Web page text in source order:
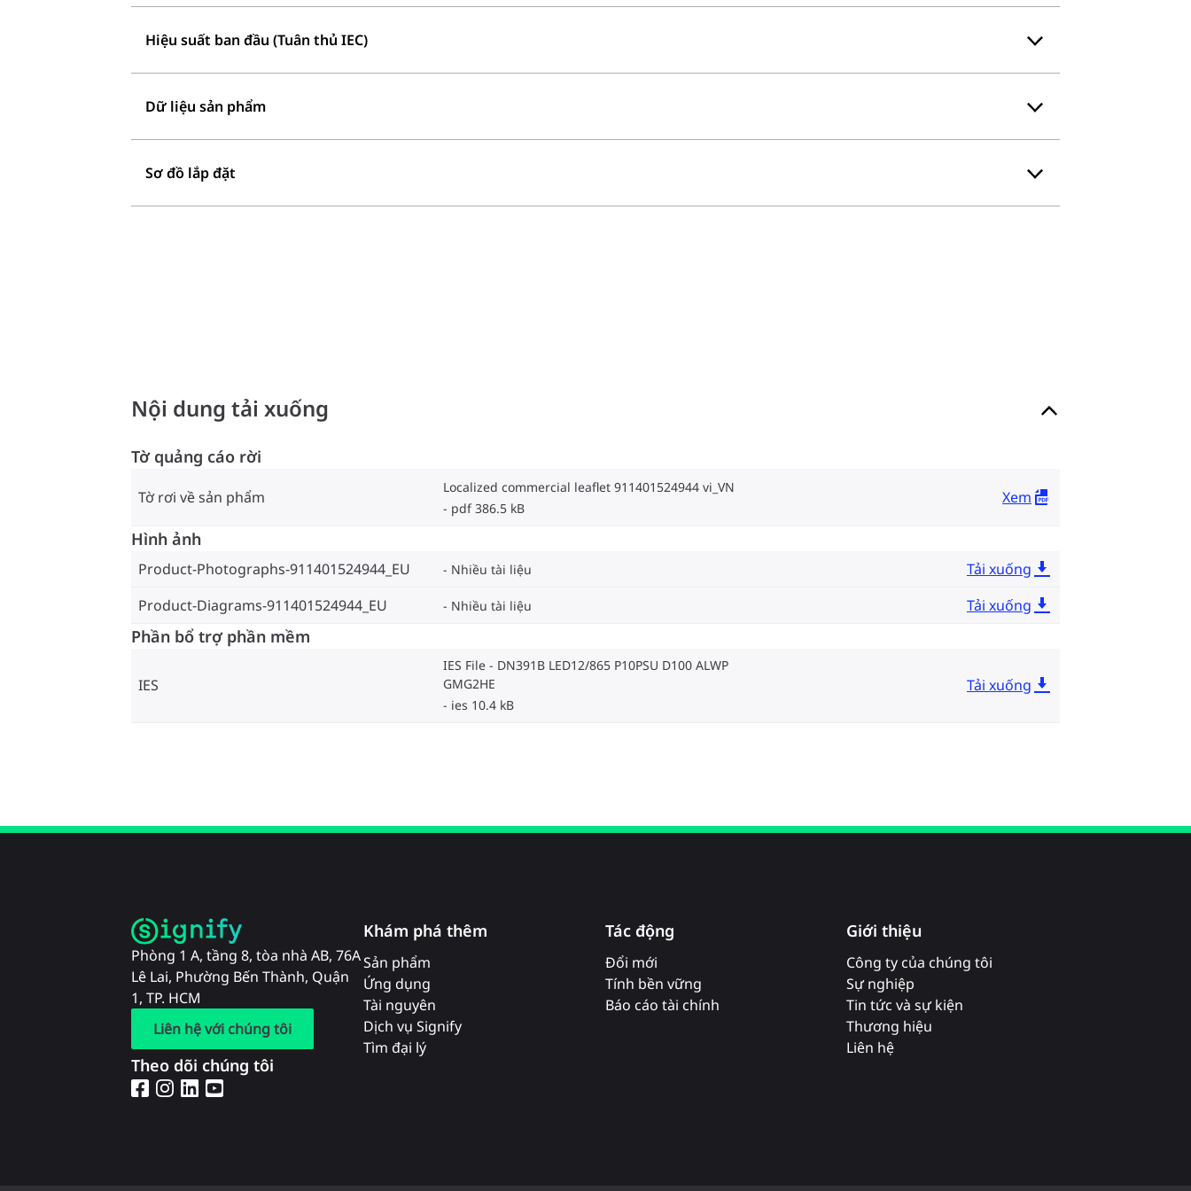
Hiệu suất ban đầu (Tuân thủ IEC)
Dữ liệu sản phẩm
Sơ đồ lắp đặt
Nội dung tải xuống
Tờ quảng cáo rời
Tờ rơi về sản phẩm
Localized commercial leaflet 911401524944 vi_VN
pdf 386.5 kB
Xem
Hình ảnh
Product-Photographs-911401524944_EU Nhiều tài liệu
Tải xuống
Product-Diagrams-911401524944_EU
Nhiều tài liệu Tải xuống
Phần bổ trợ phần mềm
IES
IES File - DN391B LED12/865 P10PSU D100 ALWP
GMG2HE
ies 10.4 kB
Tải xuống
Phòng 1 A, tầng 8, tòa nhà AB, 76A
Lê Lai, Phường Bến Thành, Quận
1, TP. HCM
Liên hệ với chúng tôi
Theo dõi chúng tôi
Khám phá thêm
Sản phẩm
Ứng dụng
Tài nguyên
Dịch vụ Signify
Tìm đại lý
Tác động
Đổi mới
Tính bền vững
Báo cáo tài chính
Giới thiệu
Công ty của chúng tôi
Sự nghiệp
Tin tức và sự kiện
Thương hiệu
Liên hệ